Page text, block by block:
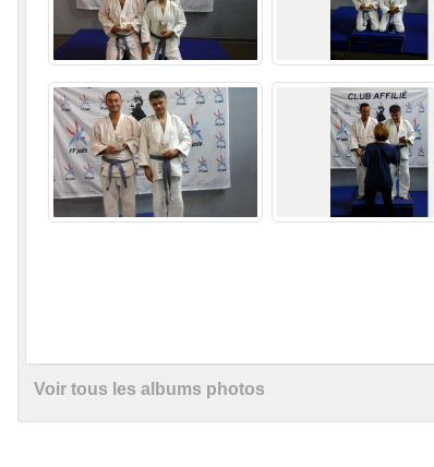
Voir tous les albums photos